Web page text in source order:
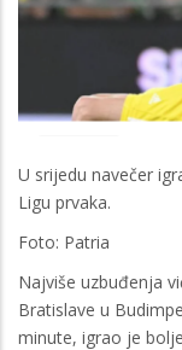
U srijedu navečer
Ligu prvaka.
Foto: Patria
Najviše uzbuđenja
Bratislave u
minute, igrao je